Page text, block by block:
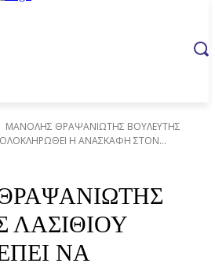
ΜΑΝΟΛΗΣ ΘΡΑΨΑΝΙΩΤΗΣ ΒΟΥΛΕΥΤΗΣ
ΟΛΟΚΛΗΡΩΘΕΙ Η ΑΝΑΣΚΑΦΗ ΣΤΟΝ...
ΛΑΣΙΘΙΟΥ
ΝΑ